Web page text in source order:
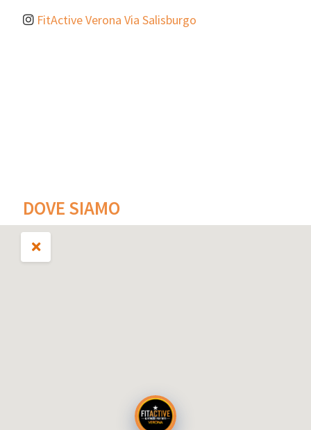
FitActive Verona Via Salisburgo
DOVE SIAMO